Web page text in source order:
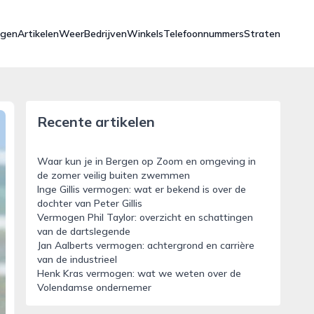
ArtikelenWeerBedrijvenWinkelsTelefoonnummersStraten
Recente artikelen
Waar kun je in Bergen op Zoom en omgeving in
de zomer veilig buiten zwemmen
Inge Gillis vermogen: wat er bekend is over de
dochter van Peter Gillis
Vermogen Phil Taylor: overzicht en schattingen
van de dartslegende
Jan Aalberts vermogen: achtergrond en carrière
van de industrieel
Henk Kras vermogen: wat we weten over de
Volendamse ondernemer